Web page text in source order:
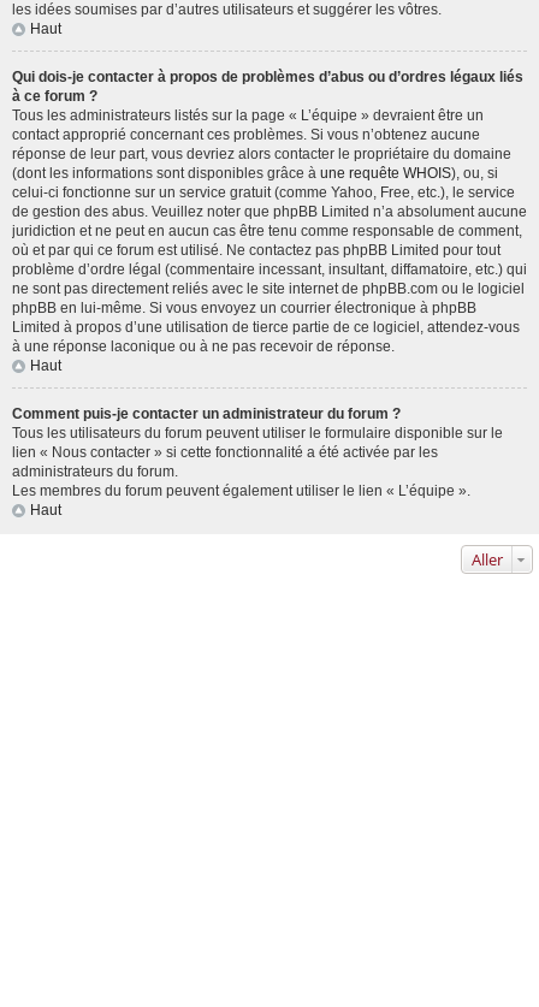
les idées soumises par d’autres utilisateurs et suggérer les vôtres.
Haut
Qui dois-je contacter à propos de problèmes d’abus ou d’ordres légaux liés
à ce forum ?
Tous les administrateurs listés sur la page « L’équipe » devraient être un
contact approprié concernant ces problèmes. Si vous n’obtenez aucune
réponse de leur part, vous devriez alors contacter le propriétaire du domaine
(dont les informations sont disponibles grâce à une requête WHOIS), ou, si
celui-ci fonctionne sur un service gratuit (comme Yahoo, Free, etc.), le service
de gestion des abus. Veuillez noter que phpBB Limited n’a absolument aucune
juridiction et ne peut en aucun cas être tenu comme responsable de comment,
où et par qui ce forum est utilisé. Ne contactez pas phpBB Limited pour tout
problème d’ordre légal (commentaire incessant, insultant, diffamatoire, etc.) qui
ne sont pas directement reliés avec le site internet de phpBB.com ou le logiciel
phpBB en lui-même. Si vous envoyez un courrier électronique à phpBB
Limited à propos d’une utilisation de tierce partie de ce logiciel, attendez-vous
à une réponse laconique ou à ne pas recevoir de réponse.
Haut
Comment puis-je contacter un administrateur du forum ?
Tous les utilisateurs du forum peuvent utiliser le formulaire disponible sur le
lien « Nous contacter » si cette fonctionnalité a été activée par les
administrateurs du forum.
Les membres du forum peuvent également utiliser le lien « L’équipe ».
Haut
Aller